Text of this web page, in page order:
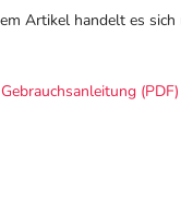
Artikel handelt es
Gebrauchsanleitung (PDF)